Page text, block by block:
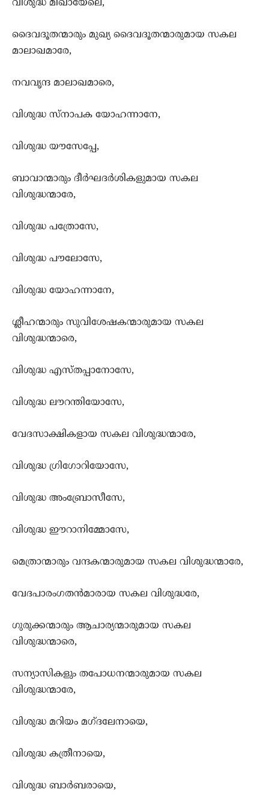
വിശുദ്ധ മിഖായേലെ,
ദൈവദൂതന്മാരും മുഖ്യ ദൈവദൂതന്മാരുമായ സകല
മാലാഖമാരേ,
നവവൃന്ദ മാലാഖമാരെ,
വിശുദ്ധ സ്നാപക യോഹന്നാനേ,
വിശുദ്ധ യൗസേപ്പേ,
ബാവാന്മാരും ദീര്‍ഘദര്‍ശികളുമായ സകല
വിശുദ്ധന്മാരേ,
വിശുദ്ധ പത്രോസേ,
വിശുദ്ധ പൗലോസേ,
വിശുദ്ധ യോഹന്നാനേ,
ശ്ലീഹന്മാരും സുവിശേഷകന്മാരുമായ സകല
വിശുദ്ധന്മാരെ,
വിശുദ്ധ എസ്തപ്പാനോസേ,
വിശുദ്ധ ലൗറന്തിയോസേ,
വേദസാക്ഷികളായ സകല വിശുദ്ധന്മാരേ,
വിശുദ്ധ ഗ്രിഗോറിയോസേ,
വിശുദ്ധ അംബ്രോസീസേ,
വിശുദ്ധ ഈറാനിമ്മോസേ,
മെത്രാന്മാരും വന്ദകന്മാരുമായ സകല‍ വിശുദ്ധന്മാരേ,
വേദപാരംഗതന്‍മാരായ സകല വിശുദ്ധരേ,
ഗുരുക്കന്മാരും ആചാര്യന്മാരുമായ സകല
വിശുദ്ധന്മാരെ,
സന്യാസികളും തപോധനന്മാരുമായ സകല
വിശുദ്ധന്മാരേ,
വിശുദ്ധ മറിയം മഗ്ദലേനായെ,
വിശുദ്ധ കത്രീനായെ,
വിശുദ്ധ ബാര്‍ബരായെ,